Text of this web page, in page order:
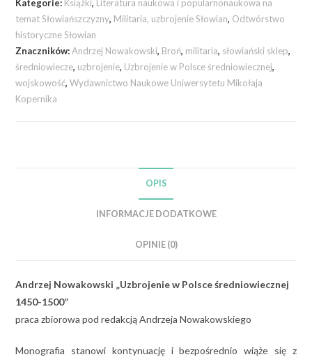
Kategorie: Książki, Literatura naukowa i popularnonaukowa na
temat Słowiańszczyzny, Militaria, uzbrojenie Słowian, Odtwórstwo
historyczne Słowian
Znaczników:Andrzej Nowakowski, Broń, militaria, słowiański sklep,
średniowiecze, uzbrojenie, Uzbrojenie w Polsce średniowiecznej,
wojskowość,Wydawnictwo Naukowe Uniwersytetu Mikołaja
Kopernika
OPIS
INFORMACJE DODATKOWE
OPINIE (0)
Andrzej Nowakowski „Uzbrojenie w Polsce średniowiecznej
1450-1500”
praca zbiorowa pod redakcją Andrzeja Nowakowskiego
Monografia stanowi kontynuację i bezpośrednio wiąże się z